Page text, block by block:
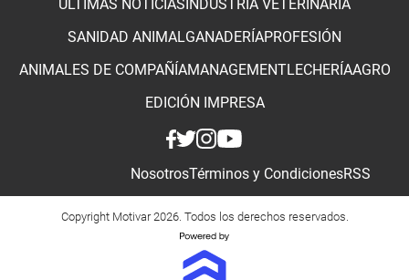
ÚLTIMAS NOTICIAS INDUSTRIA VETERINARIA
SANIDAD ANIMALGANADERÍAPROFESIÓN
ANIMALES DE COMPAÑÍAMANAGEMENTLECHERÍAAGRO
EDICIÓN IMPRESA
NosotrosTérminos y CondicionesRSS
Copyright Motivar 2026. Todos los derechos reservados.